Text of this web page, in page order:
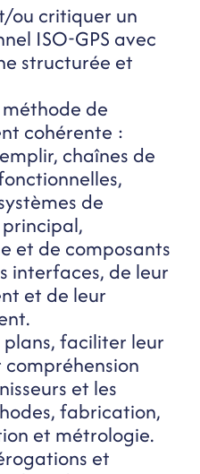
ou critiquer un
ISO-GPS avec
structurée et
de
cohérente :
chaînes de
de
et de composants
interfaces, de leur
et de leur
faciliter leur
et les
fabrication,
et métrologie.
et